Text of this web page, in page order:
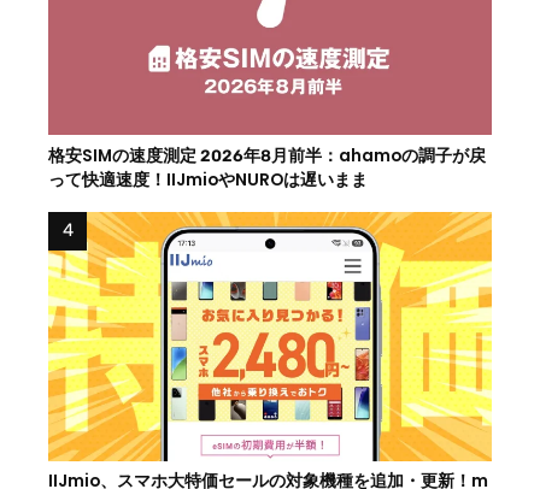
格安SIMの速度測定 2026年8月前半：ahamoの調子が戻
って快適速度！IIJmioやNUROは遅いまま
IIJmio、スマホ大特価セールの対象機種を追加・更新！m